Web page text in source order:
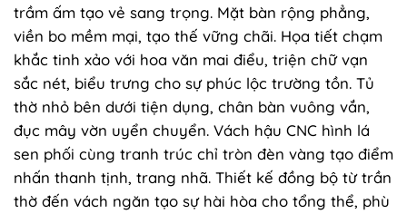
trầm ấm tạo vẻ sang trọng. Mặt bàn rộng phẳng,
viền bo mềm mại, tạo thế vững chãi. Họa tiết chạm
khắc tinh xảo với hoa văn mai điểu, triện chữ vạn
sắc nét, biểu trưng cho sự phúc lộc trường tồn. Tủ
thờ nhỏ bên dưới tiện dụng, chân bàn vuông vắn,
đục mây vờn uyển chuyển. Vách hậu CNC hình lá
sen phối cùng tranh trúc chỉ tròn đèn vàng tạo điểm
nhấn thanh tịnh, trang nhã. Thiết kế đồng bộ từ trần
thờ đến vách ngăn tạo sự hài hòa cho tổng thể, phù